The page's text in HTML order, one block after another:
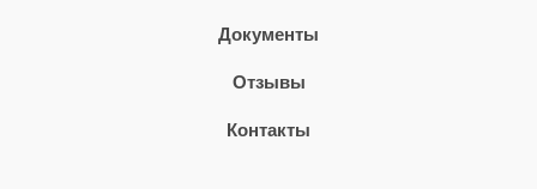
Документы
Отзывы
Контакты